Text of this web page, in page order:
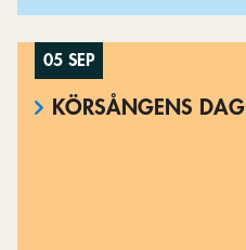
05 SEP
KÖRSÅNGENS DAG